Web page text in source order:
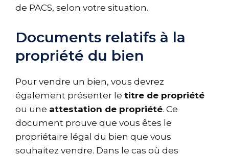
de PACS, selon votre situation.
Documents relatifs à la
propriété du bien
Pour vendre un bien, vous devrez
également présenter le titre de propriété
ou une attestation de propriété. Ce
document prouve que vous êtes le
propriétaire légal du bien que vous
souhaitez vendre. Dans le cas où des